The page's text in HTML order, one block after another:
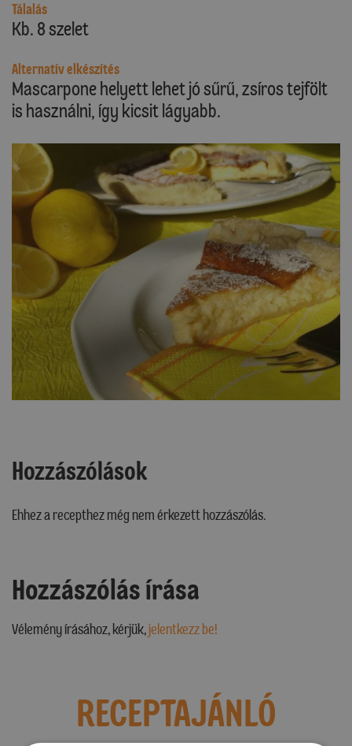
Tálalás
Kb. 8 szelet
Alternatív elkészítés
Mascarpone helyett lehet jó sűrű, zsíros tejfölt
is használni, így kicsit lágyabb.
Hozzászólások
Ehhez a recepthez még nem érkezett hozzászólás.
Hozzászólás írása
Vélemény írásához, kérjük,jelentkezz be!
RECEPTAJÁNLÓ